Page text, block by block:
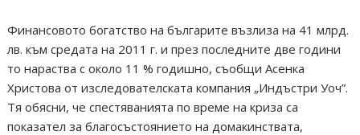
Финансовото богатство на българите възлиза на 41 млрд.
лв. към средата на 2011 г. и през последните две години
то нараства с около 11 % годишно, съобщи Асенка
Христова от изследователската компания „Индъстри Уоч”.
Тя обясни, че спестяванията по време на криза са
показател за благосъстоянието на домакинствата,